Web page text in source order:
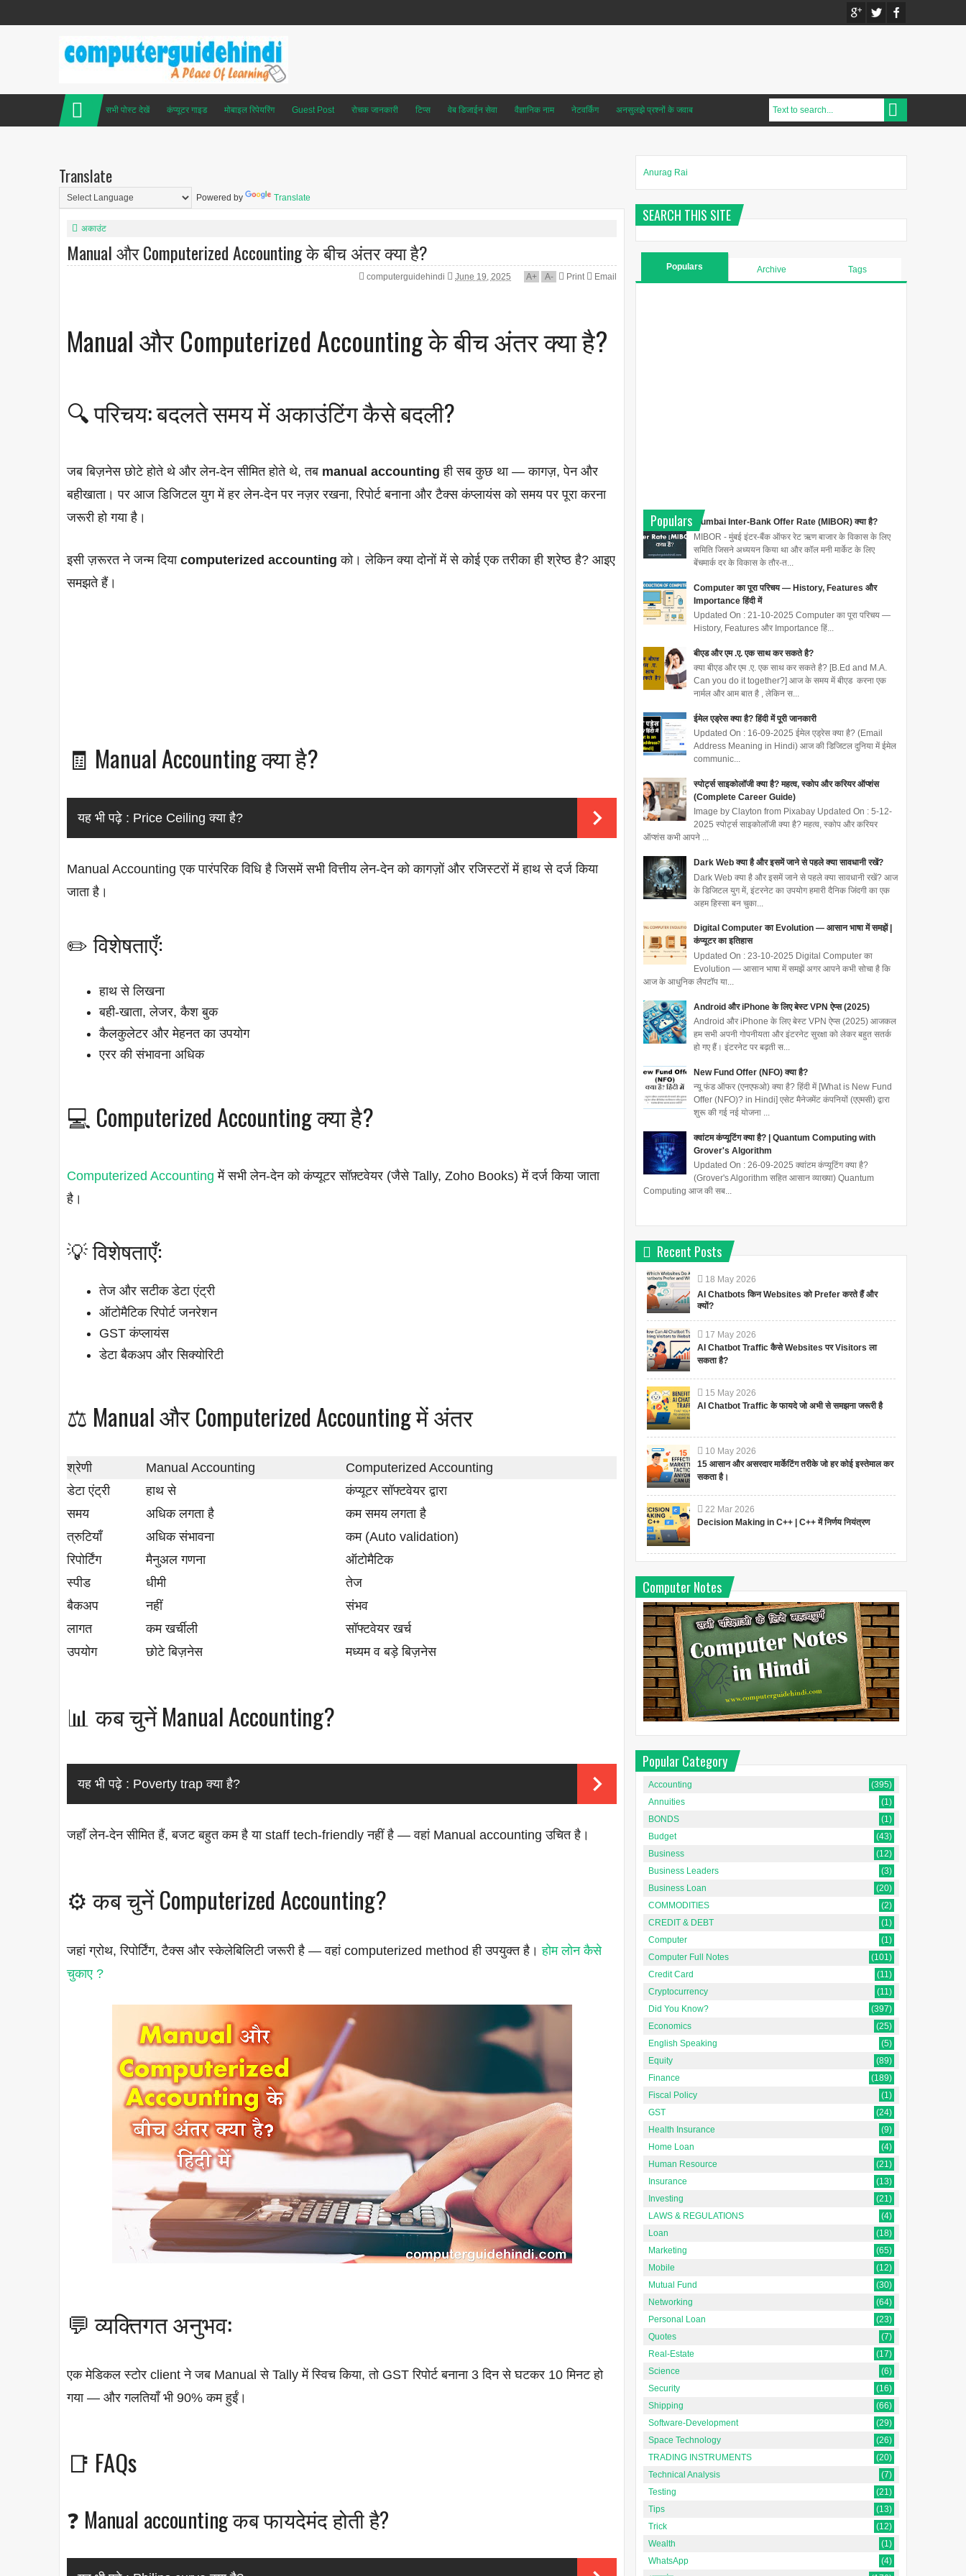
सभी पोस्ट देखें कंप्यूटर गाइड मोबाइल रिपेयरिंग Guest Post रोचक जानकारी टिप्स वेब डिजाईन सेवा वैज्ञानिक नाम नेटवर्किंग अनसुलझे प्रश्नों के जवाब
Translate
Powered by Translate
अकाउंट
Manual और Computerized Accounting के बीच अंतर क्या है?
computerguidehindi June 19, 2025 A+ A- Print Email
Manual और Computerized Accounting के बीच अंतर क्या है?
🔍 परिचय: बदलते समय में अकाउंटिंग कैसे बदली?
जब बिज़नेस छोटे होते थे और लेन-देन सीमित होते थे, तब manual accounting ही सब कुछ था — कागज़, पेन और
बहीखाता। पर आज डिजिटल युग में हर लेन-देन पर नज़र रखना, रिपोर्ट बनाना और टैक्स कंप्लायंस को समय पर पूरा करना
जरूरी हो गया है।
इसी ज़रूरत ने जन्म दिया computerized accounting को। लेकिन क्या दोनों में से कोई एक तरीका ही श्रेष्ठ है? आइए
समझते हैं।
🧾 Manual Accounting क्या है?
यह भी पढ़े : Price Ceiling क्या है?
Manual Accounting एक पारंपरिक विधि है जिसमें सभी वित्तीय लेन-देन को कागज़ों और रजिस्टरों में हाथ से दर्ज किया
जाता है।
✏️ विशेषताएँ:
हाथ से लिखना
बही-खाता, लेजर, कैश बुक
कैलकुलेटर और मेहनत का उपयोग
एरर की संभावना अधिक
💻 Computerized Accounting क्या है?
Computerized Accounting में सभी लेन-देन को कंप्यूटर सॉफ़्टवेयर (जैसे Tally, Zoho Books) में दर्ज किया जाता
है।
💡 विशेषताएँ:
तेज और सटीक डेटा एंट्री
ऑटोमैटिक रिपोर्ट जनरेशन
GST कंप्लायंस
डेटा बैकअप और सिक्योरिटी
⚖️ Manual और Computerized Accounting में अंतर
श्रेणी Manual Accounting
Computerized Accounting
डेटा एंट्री
हाथ से
कंप्यूटर सॉफ्टवेयर द्वारा
समय
अधिक लगता है
कम समय लगता है
त्रुटियाँ
अधिक संभावना
कम (Auto validation)
रिपोर्टिंग
मैनुअल गणना
ऑटोमैटिक
स्पीड
धीमी
तेज
बैकअप
नहीं
संभव
लागत
कम खर्चीली
सॉफ्टवेयर खर्च
उपयोग
छोटे बिज़नेस मध्यम व बड़े बिज़नेस
📊 कब चुनें Manual Accounting?
यह भी पढ़े : Poverty trap क्या है?
जहाँ लेन-देन सीमित हैं, बजट बहुत कम है या staff tech-friendly नहीं है — वहां Manual accounting उचित है।
⚙️ कब चुनें Computerized Accounting?
जहां ग्रोथ, रिपोर्टिंग, टैक्स और स्केलेबिलिटी जरूरी है — वहां computerized method ही उपयुक्त है।होम लोन कैसे
चुकाए ?
💬 व्यक्तिगत अनुभव:
एक मेडिकल स्टोर client ने जब Manual से Tally में स्विच किया, तो GST रिपोर्ट बनाना 3 दिन से घटकर 10 मिनट हो
गया — और गलतियाँ भी 90% कम हुईं।
📑 FAQs
❓ Manual accounting कब फायदेमंद होती है?
Anurag Rai
SEARCH THIS SITE
Populars Archive Tags
Populars
Mumbai Inter-Bank Offer Rate (MIBOR) क्या है?
MIBOR - मुंबई इंटर-बैंक ऑफर रेट ऋण बाजार के विकास के लिए
समिति जिसने अध्ययन किया था और कॉल मनी मार्केट के लिए
बेंचमार्क दर के विकास के तौर-त...
Computer का पूरा परिचय — History, Features और
Importance हिंदी में
Updated On : 21-10-2025 Computer का पूरा परिचय —
History, Features और Importance हिं...
बीएड और एम .ए. एक साथ कर सकते है?
क्या बीएड और एम .ए. एक साथ कर सकते है? [B.Ed and M.A.
Can you do it together?] आज के समय में बीएड करना एक
नार्मल और आम बात है , लेकिन स...
ईमेल एड्रेस क्या है? हिंदी में पूरी जानकारी
Updated On : 16-09-2025 ईमेल एड्रेस क्या है? (Email
Address Meaning in Hindi) आज की डिजिटल दुनिया में ईमेल
communic...
स्पोर्ट्स साइकोलॉजी क्या है? महत्व, स्कोप और करियर ऑप्शंस
(Complete Career Guide)
Image by Clayton from Pixabay Updated On : 5-12-
2025 स्पोर्ट्स साइकोलॉजी क्या है? महत्व, स्कोप और करियर
ऑप्शंस कभी आपने ...
Dark Web क्या है और इसमें जाने से पहले क्या सावधानी रखें?
Dark Web क्या है और इसमें जाने से पहले क्या सावधानी रखें? आज
के डिजिटल युग में, इंटरनेट का उपयोग हमारी दैनिक जिंदगी का एक
अहम हिस्सा बन चुका...
Digital Computer का Evolution — आसान भाषा में समझें |
कंप्यूटर का इतिहास
Updated On : 23-10-2025 Digital Computer का
Evolution — आसान भाषा में समझें अगर आपने कभी सोचा है कि
आज के आधुनिक लैपटॉप या...
Android और iPhone के लिए बेस्ट VPN ऐप्स (2025)
Android और iPhone के लिए बेस्ट VPN ऐप्स (2025) आजकल
हम सभी अपनी गोपनीयता और इंटरनेट सुरक्षा को लेकर बहुत सतर्क
हो गए हैं। इंटरनेट पर बढ़ती स...
New Fund Offer (NFO) क्या है?
न्यू फंड ऑफर (एनएफओ) क्या है? हिंदी में [What is New Fund
Offer (NFO)? in Hindi] एसेट मैनेजमेंट कंपनियों (एएमसी) द्वारा
शुरू की गई नई योजना ...
क्वांटम कंप्यूटिंग क्या है? | Quantum Computing with
Grover's Algorithm
Updated On : 26-09-2025 क्वांटम कंप्यूटिंग क्या है?
(Grover's Algorithm सहित आसान व्याख्या) Quantum
Computing आज की सब...
Recent Posts
18 May 2026
AI Chatbots किन Websites को Prefer करते हैं और
क्यों?
17 May 2026
AI Chatbot Traffic कैसे Websites पर Visitors ला
सकता है?
15 May 2026
AI Chatbot Traffic के फायदे जो अभी से समझना जरूरी है
10 May 2026
15 आसान और असरदार मार्केटिंग तरीके जो हर कोई इस्तेमाल कर
सकता है।
22 Mar 2026
Decision Making in C++ | C++ में निर्णय नियंत्रण
Computer Notes
Popular Category
Accounting
(395)
Annuities
(1)
BONDS
(1)
Budget
(43)
Business
(12)
Business Leaders
(3)
Business Loan
(20)
COMMODITIES
(2)
CREDIT & DEBT
(1)
Computer
(1)
Computer Full Notes
(101)
Credit Card
(11)
Cryptocurrency
(11)
Did You Know?
(397)
Economics
(25)
English Speaking
(5)
Equity
(89)
Finance
(189)
Fiscal Policy
(1)
GST
(24)
Health Insurance
(9)
Home Loan
(4)
Human Resource
(21)
Insurance
(13)
Investing
(21)
LAWS & REGULATIONS
(4)
Loan
(18)
Marketing
(65)
Mobile
(12)
Mutual Fund
(30)
Networking
(64)
Personal Loan
(23)
Quotes
(7)
Real-Estate
(17)
Science
(6)
Security
(16)
Shipping
(66)
Software-Development
(29)
Space Technology
(26)
TRADING INSTRUMENTS
(20)
Technical Analysis
(7)
Testing
(21)
Tips
(13)
Trick
(12)
Wealth
(1)
WhatsApp
(4)